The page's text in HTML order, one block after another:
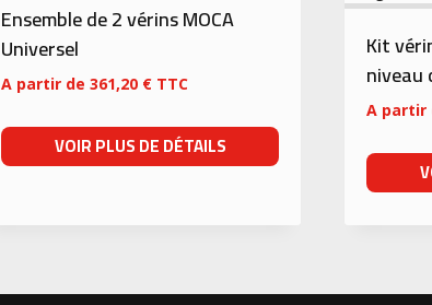
Ensemble de 2 vérins MOCA
Universel
A partir de 361,20 € TTC
VOIR PLUS DE DÉTAILS
Kit
niveau
A partir